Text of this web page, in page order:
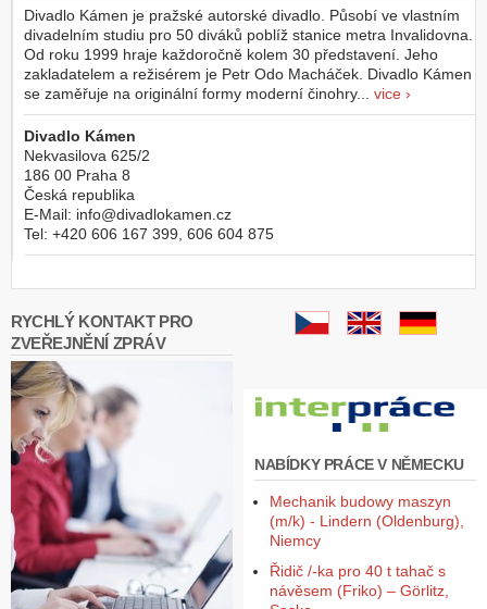
Divadlo Kámen je pražské autorské divadlo. Působí ve vlastním
divadelním studiu pro 50 diváků poblíž stanice metra Invalidovna.
Od roku 1999 hraje každoročně kolem 30 představení. Jeho
zakladatelem a režisérem je Petr Odo Macháček. Divadlo Kámen
se zaměřuje na originální formy moderní činohry... vice ›
Divadlo Kámen
Nekvasilova 625/2
186 00 Praha 8
Česká republika
E-Mail: info@divadlokamen.cz
Tel: +420 606 167 399, 606 604 875
RYCHLÝ KONTAKT PRO
ZVEŘEJNĚNÍ ZPRÁV
NABÍDKY PRÁCE V NĚMECKU
Mechanik budowy maszyn
(m/k) - Lindern (Oldenburg),
Niemcy
Řidič /-ka pro 40 t tahač s
návěsem (Friko) – Görlitz,